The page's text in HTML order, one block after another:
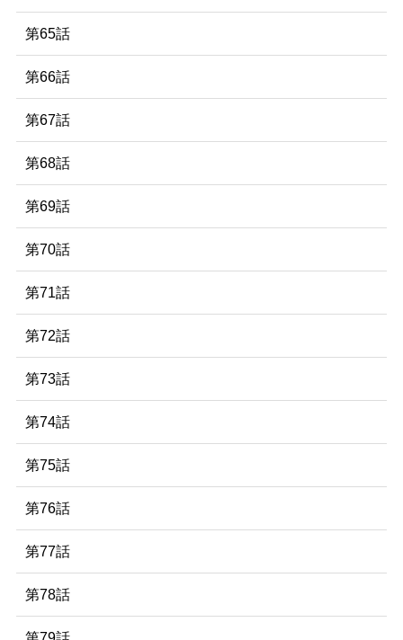
第65話
第66話
第67話
第68話
第69話
第70話
第71話
第72話
第73話
第74話
第75話
第76話
第77話
第78話